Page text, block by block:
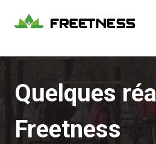
Quelques
Freetness